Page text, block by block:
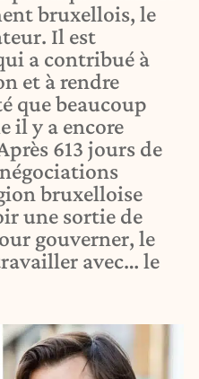
bruxellois, le
Il est
a contribué à
et à rendre
que beaucoup
il y a encore
613 jours de
bruxelloise
une sortie de
gouverner, le
avec… le